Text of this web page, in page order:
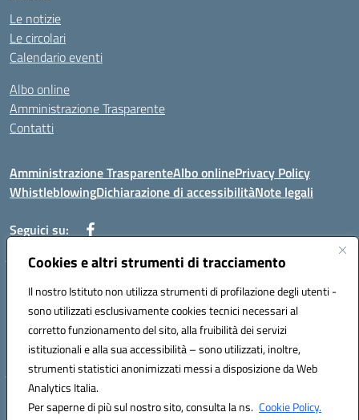
Cookies e altri strumenti di tracciamento
Il nostro Istituto non utilizza strumenti di profilazione degli utenti -
sono utilizzati esclusivamente cookies tecnici necessari al
corretto funzionamento del sito, alla fruibilità dei servizi
istituzionali e alla sua accessibilità – sono utilizzati, inoltre,
strumenti statistici anonimizzati messi a disposizione da Web
Analytics Italia.
Per saperne di più sul nostro sito, consulta la ns. Cookie Policy.
Le notizie
Le circolari
Calendario eventi
Albo online
Amministrazione Trasparente
Contatti
Amministrazione TrasparenteAlbo onlinePrivacy Policy
WhistleblowingDichiarazione di accessibilitàNote legali
Seguici su:
Telefono: 0881814875
Mail: fgic86100g@istruzione.it PEC: fgic86100g@pec.istruzione.it
Codice univoco ufficio: UF0Y26 Codice IPA: istsc_fgic86100g
Codice meccanografico: FGIC86100G
Codice fiscale: 80030630711
Hosting & Powered by 3D Solution S.r.l.